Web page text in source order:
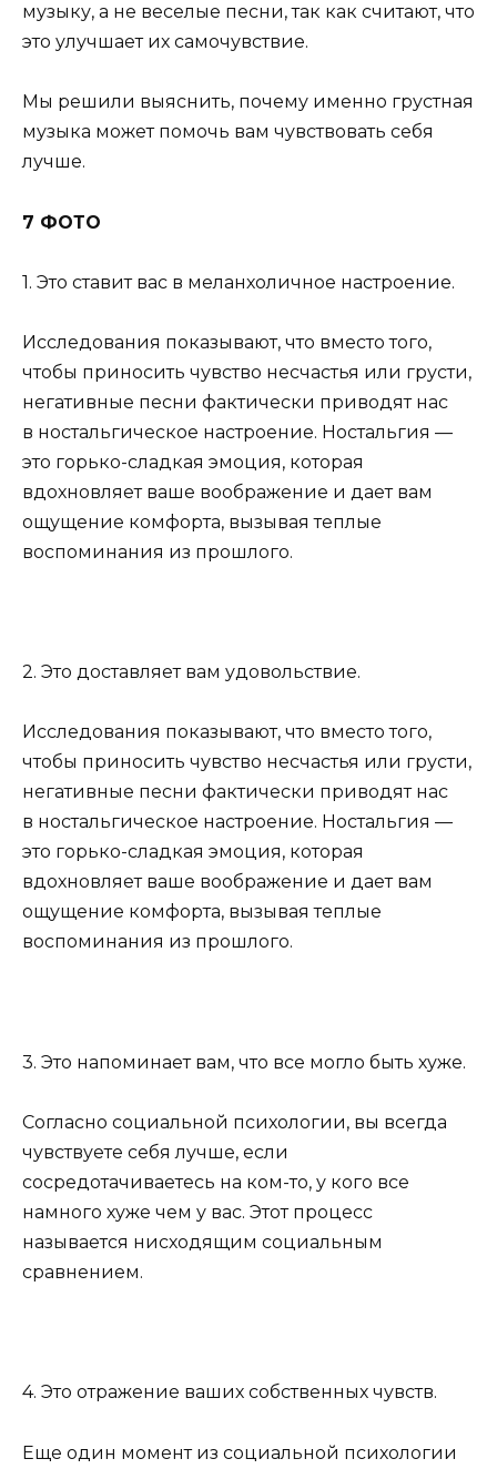
музыку, а не веселые песни, так как считают, что
это улучшает их самочувствие.
Мы решили выяснить, почему именно грустная
музыка может помочь вам чувствовать себя
лучше.
7 ФОТО
1. Это ставит вас в меланхоличное настроение.
Исследования показывают, что вместо того,
чтобы приносить чувство несчастья или грусти,
негативные песни фактически приводят нас
в ностальгическое настроение. Ностальгия —
это горько-сладкая эмоция, которая
вдохновляет ваше воображение и дает вам
ощущение комфорта, вызывая теплые
воспоминания из прошлого.
2. Это доставляет вам удовольствие.
Исследования показывают, что вместо того,
чтобы приносить чувство несчастья или грусти,
негативные песни фактически приводят нас
в ностальгическое настроение. Ностальгия —
это горько-сладкая эмоция, которая
вдохновляет ваше воображение и дает вам
ощущение комфорта, вызывая теплые
воспоминания из прошлого.
3. Это напоминает вам, что все могло быть хуже.
Согласно социальной психологии, вы всегда
чувствуете себя лучше, если
сосредотачиваетесь на ком-то, у кого все
намного хуже чем у вас. Этот процесс
называется нисходящим социальным
сравнением.
4. Это отражение ваших собственных чувств.
Еще один момент из социальной психологии